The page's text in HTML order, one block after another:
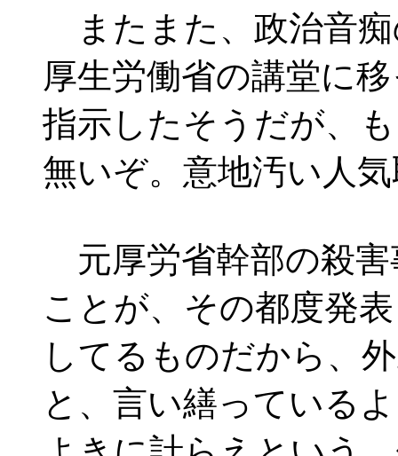
またまた、政治音痴
厚生労働省の講堂に
指示したそうだが、
無いぞ。意地汚い人
元厚労省幹部の殺害
ことが、その都度発
してるものだから、
と、言い繕っている